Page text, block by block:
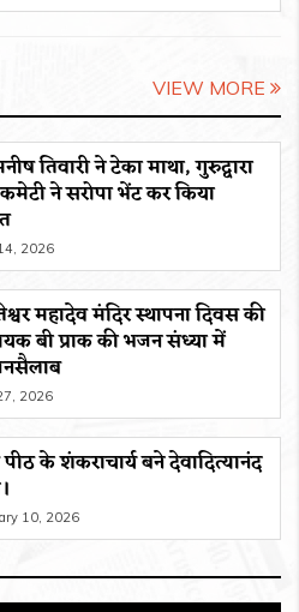
VIEW MORE
तिवारी ने टेका माथा, गुरुद्वारा
ने सरोपा भेंट कर किया
2026
महादेव मंदिर स्थापना दिवस की
बी प्राक की भजन संध्या में
2026
के शंकराचार्य बने देवादित्यानंद
10, 2026